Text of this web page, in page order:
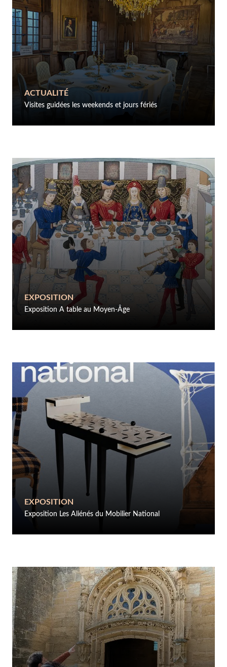
ACTUALITÉ
Visites guidées les weekends et jours fériés
EXPOSITION
Exposition A table au Moyen-Âge
EXPOSITION
Exposition Les Aliénés du Mobilier National